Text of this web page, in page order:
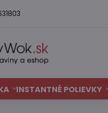
INSTANTNÉ POLIEVKY